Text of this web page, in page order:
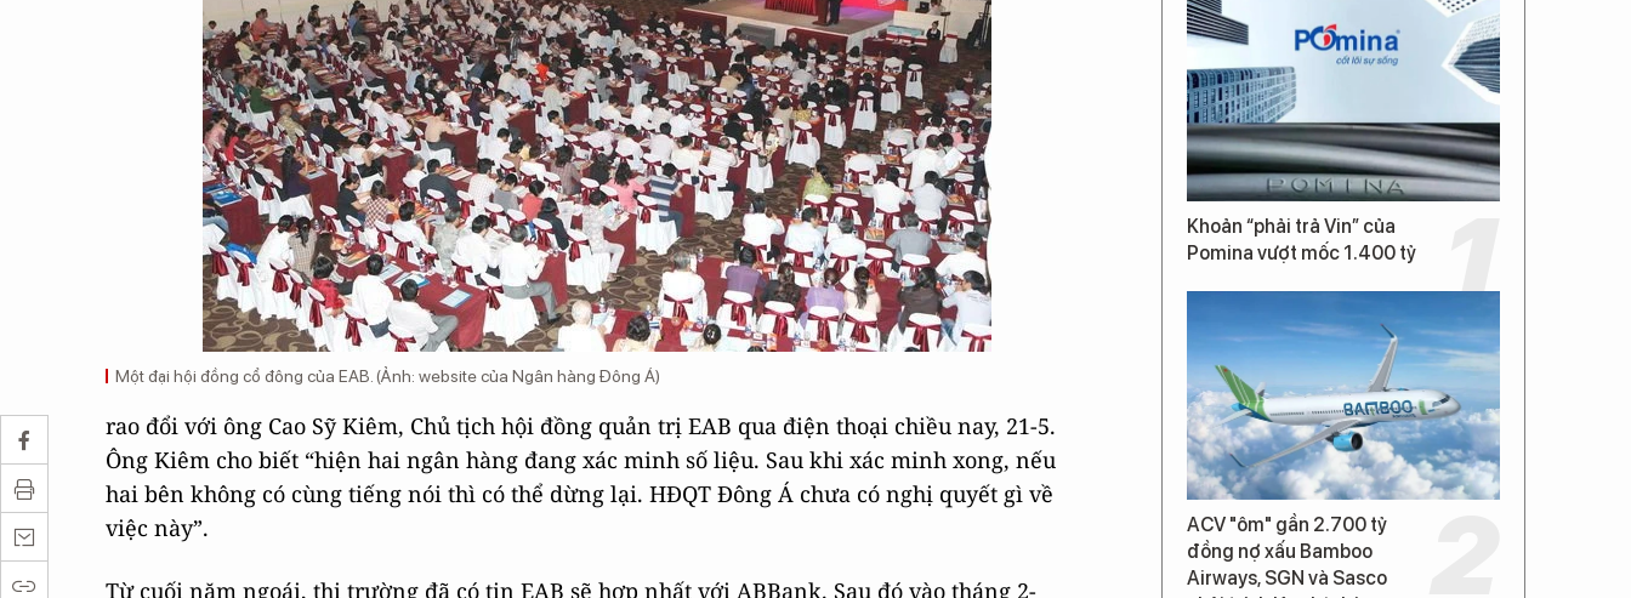
Một đại hội đồng cổ đông của EAB. (Ảnh: website của Ngân hàng Đông Á)
rao đổi với ông Cao Sỹ Kiêm, Chủ tịch hội đồng quản trị EAB qua điện thoại chiều nay, 21-5.
Ông Kiêm cho biết “hiện hai ngân hàng đang xác minh số liệu. Sau khi xác minh xong, nếu
hai bên không có cùng tiếng nói thì có thể dừng lại. HĐQT Đông Á chưa có nghị quyết gì về
việc này”.
Từ cuối năm ngoái, thị trường đã có tin EAB sẽ hợp nhất với ABBank. Sau đó vào tháng 2-
Khoản “phải trả Vin” của
Pomina vượt mốc 1.400 tỷ
ACV "ôm" gần 2.700 tỷ
đồng nợ xấu Bamboo
Airways, SGN và Sasco